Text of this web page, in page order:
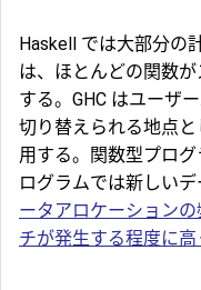
Haskell では大部分の
は、ほとんどの関数
する。GHC はユーザ
切り替えられる地点
用する。関数型プロ
ログラムでは新しいデ
ータアロケーション
チが発生する程度に高